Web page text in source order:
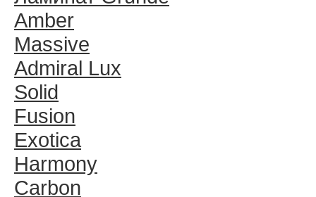
Amber
Massive
Admiral Lux
Solid
Fusion
Exotica
Harmony
Carbon